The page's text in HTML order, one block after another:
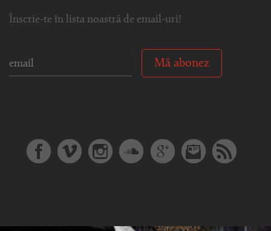
Înscrie-te în lista noastră de email-uri!
Mă abonez